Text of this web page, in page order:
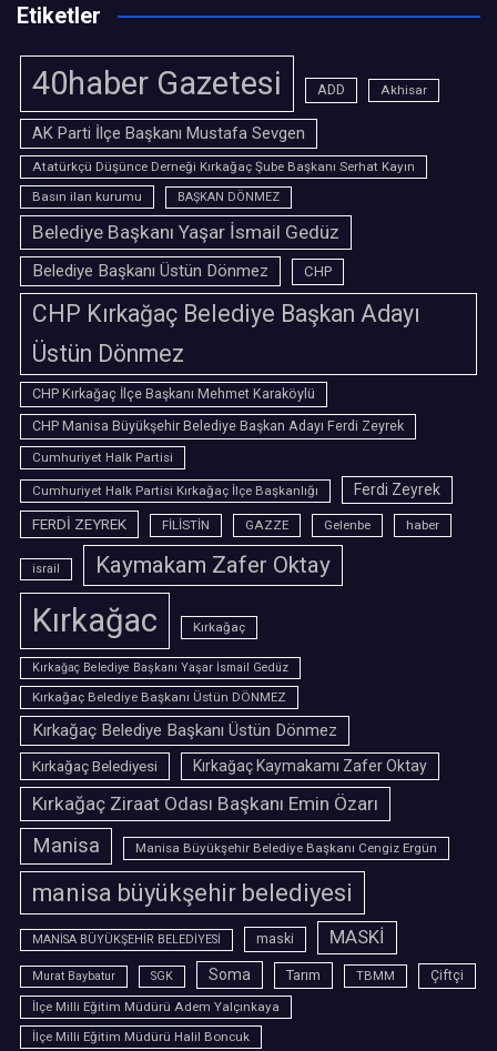
Etiketler
40haber Gazetesi ADD Akhisar
AK Parti İlçe Başkanı Mustafa Sevgen
Atatürkçü Düşünce Derneği Kırkağaç Şube Başkanı Serhat Kayın
Basın ilan kurumu
BAŞKAN DÖNMEZ
Belediye Başkanı Yaşar İsmail Gedüz
Belediye Başkanı Üstün Dönmez CHP
CHP Kırkağaç Belediye Başkan Adayı
Üstün Dönmez
CHP Kırkağaç İlçe Başkanı Mehmet Karaköylü
CHP Manisa Büyükşehir Belediye Başkan Adayı Ferdi Zeyrek
Cumhuriyet Halk Partisi
Cumhuriyet Halk Partisi Kırkağaç İlçe Başkanlığı
Ferdi Zeyrek
FERDİ ZEYREK
FİLİSTİN GAZZE Gelenbe haber
israil Kaymakam Zafer Oktay
Kırkağac Kırkağaç
Kırkağaç Belediye Başkanı Yaşar İsmail Gedüz
Kırkağaç Belediye Başkanı Üstün DÖNMEZ
Kırkağaç Belediye Başkanı Üstün Dönmez
Kırkağaç Belediyesi Kırkağaç Kaymakamı Zafer Oktay
Kırkağaç Ziraat Odası Başkanı Emin Özarı
Manisa Manisa Büyükşehir Belediye Başkanı Cengiz Ergün
manisa büyükşehir belediyesi
MANİSA BÜYÜKŞEHİR BELEDİYESİ maski MASKİ
Murat Baybatur SGK Soma Tarım TBMM
Çiftçi
İlçe Milli Eğitim Müdürü Adem Yalçınkaya
İlçe Milli Eğitim Müdürü Halil Boncuk